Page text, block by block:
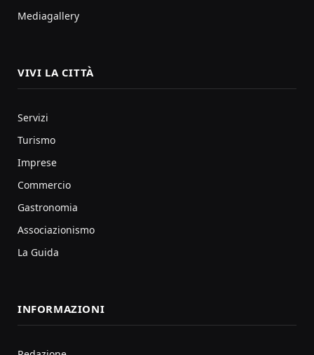
Mediagallery
VIVI LA CITTÀ
Servizi
Turismo
Imprese
Commercio
Gastronomia
Associazionismo
La Guida
INFORMAZIONI